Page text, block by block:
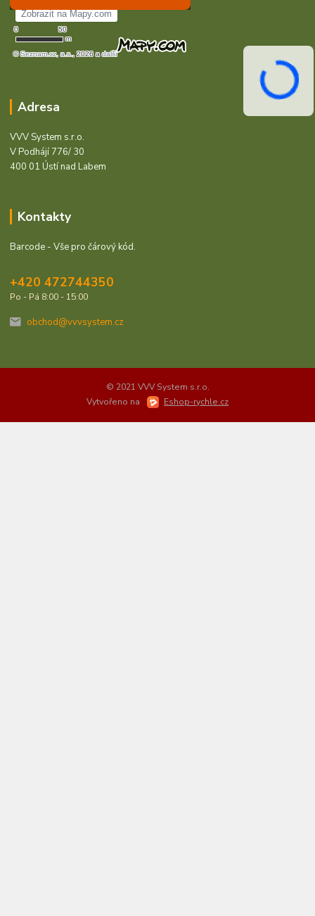
Adresa
VVV System s.r.o.
V Podhájí 776/ 30
400 01 Ústí nad Labem
Kontakty
Barcode - Vše pro čárový kód.
+420 472744350
Po - Pá 8:00 - 15:00
obchod@vvvsystem.cz
© 2021 VVV System s.r.o.
Vytvořeno na
Eshop-rychle.cz